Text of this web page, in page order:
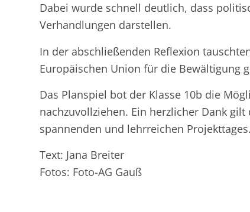
Dabei wurde schnell deutlich, dass
Verhandlungen darstellen.
In der abschließenden Reflexion
Europäischen Union für die Bewältigung
Das Planspiel bot der Klasse 10b die
nachzuvollziehen. Ein herzlicher Dank
spannenden und lehrreichen Projekttages.
Text: Jana Breiter
Fotos: Foto-AG Gauß